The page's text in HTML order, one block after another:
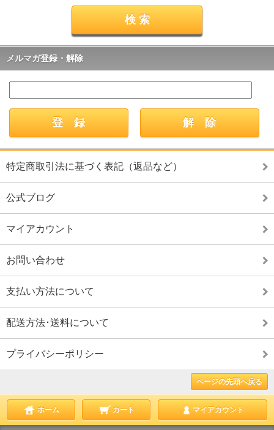
メルマガ登録・解除
特定商取引法に基づく表記（返品など）
公式ブログ
マイアカウント
お問い合わせ
支払い方法について
配送方法･送料について
プライバシーポリシー
ページの先頭へ戻る
ホーム カート マイアカウント